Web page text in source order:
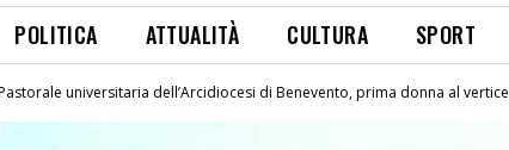
POLITICA ATTUALITÀ CULTURA SPORT
universitaria dell’Arcidiocesi di Benevento, prima donna al vertice